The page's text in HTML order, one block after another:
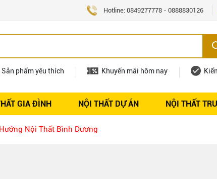
Hotline: 0849277778 - 0888830126
Sản phẩm yêu thích Khuyến mãi hôm nay
GIA ĐÌNH NỘI THẤT DỰ ÁN NỘI THẤT
Nội Thất Bình Dương